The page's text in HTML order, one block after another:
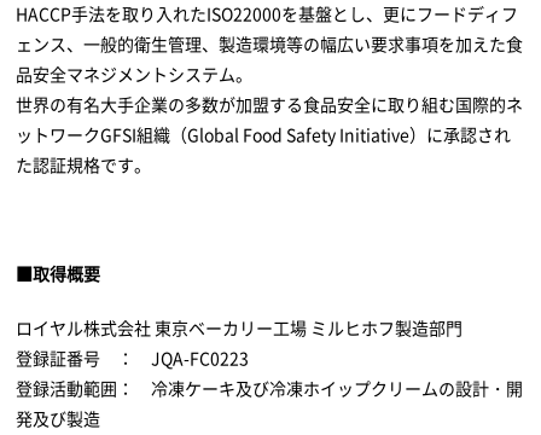
HACCP手法を取り入れたISO22000を基盤とし、更にフードディフ
ェンス、一般的衛生管理、製造環境等の幅広い要求事項を加えた食
品安全マネジメントシステム。
世界の有名大手企業の多数が加盟する食品安全に取り組む国際的ネ
ットワークGFSI組織（Global Food Safety Initiative）に承認され
た認証規格です。
■取得概要
ロイヤル株式会社 東京ベーカリー工場 ミルヒホフ製造部門
登録証番号 ： JQA-FC0223
登録活動範囲： 冷凍ケーキ及び冷凍ホイップクリームの設計・開
発及び製造